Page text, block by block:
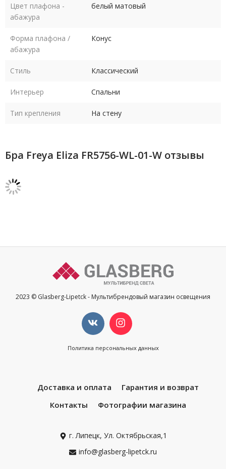
Цвет плафона -
абажура
белый матовый
Форма плафона /
абажура
Конус
Стиль Классический
Интерьер Спальни
Тип крепления На стену
Бра Freya Eliza FR5756-WL-01-W отзывы
2023 © Glasberg-Lipetck - Мультибрендовый магазин освещения
Политика персональных данных
Доставка и оплата
Гарантия и возврат
Контакты
Фотографии магазина
г. Липецк, Ул. Октябрьская,1
info@glasberg-lipetck.ru